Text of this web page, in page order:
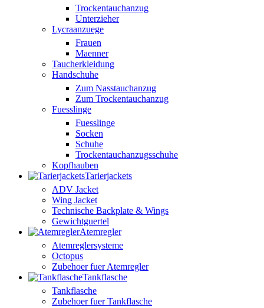
Trockentauchanzug
Unterzieher
Lycraanzuege
Frauen
Maenner
Taucherkleidung
Handschuhe
Zum Nasstauchanzug
Zum Trockentauchanzug
Fuesslinge
Fuesslinge
Socken
Schuhe
Trockentauchanzugsschuhe
Kopfhauben
Tarierjackets
ADV Jacket
Wing Jacket
Technische Backplate & Wings
Gewichtguertel
Atemregler
Atemreglersysteme
Octopus
Zubehoer fuer Atemregler
Tankflasche
Tankflasche
Zubehoer fuer Tankflasche